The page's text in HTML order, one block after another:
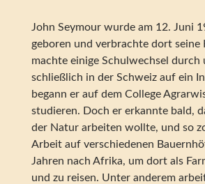
John Seymour wurde am 12. Juni
geboren und verbrachte dort seine
machte einige Schulwechsel durch
schließlich in der Schweiz auf ein
begann er auf dem College
studieren. Doch er erkannte bald,
der Natur arbeiten wollte, und so
Arbeit auf verschiedenen
Jahren nach Afrika, um dort als
und zu reisen. Unter anderem